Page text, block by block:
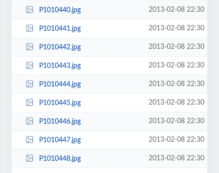
P1010440.jpg 2013-02-08 22:30
P1010441.jpg 2013-02-08 22:30
P1010442.jpg 2013-02-08 22:30
P1010443.jpg 2013-02-08 22:30
P1010444.jpg 2013-02-08 22:30
P1010445.jpg 2013-02-08 22:30
P1010446.jpg 2013-02-08 22:30
P1010447.jpg 2013-02-08 22:30
P1010448.jpg 2013-02-08 22:30